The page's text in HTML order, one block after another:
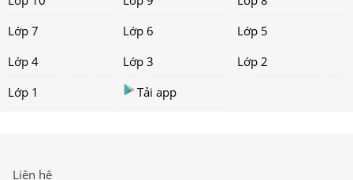
Lớp 7
Lớp 6
Lớp 5
Lớp 4
Lớp 3
Lớp 2
Lớp 1
Tải app
Liên hệ